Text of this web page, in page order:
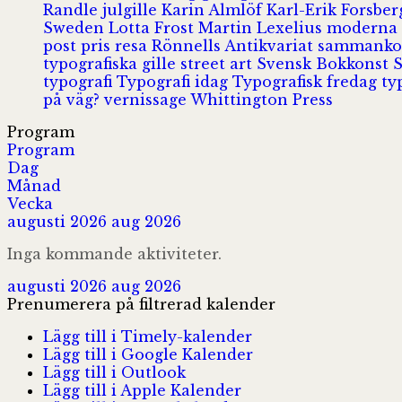
Randle julgille Karin Almlöf Karl-Erik
Sweden Lotta Frost Martin Lexelius moderna
post pris resa Rönnells Antikvariat
typografiska gille street art Svensk Bokkonst
typografi Typografi idag Typografisk fredag
på väg?vernissage Whittington Press
Program
Program
Dag
Månad
Vecka
augusti 2026 aug 2026
Inga kommande aktiviteter.
augusti 2026 aug 2026
Prenumerera på filtrerad kalender
Lägg till i Timely-kalender
Lägg till i Google Kalender
Lägg till i Outlook
Lägg till i Apple Kalender